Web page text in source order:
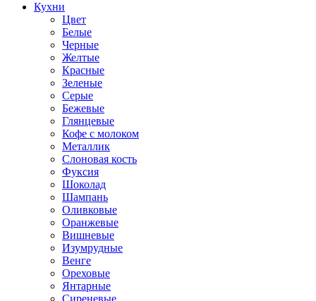
Кухни
Цвет
Белые
Черные
Желтые
Красные
Зеленые
Серые
Бежевые
Глянцевые
Кофе с молоком
Металлик
Слоновая кость
Фуксия
Шоколад
Шампань
Оливковые
Оранжевые
Вишневые
Изумрудные
Венге
Ореховые
Янтарные
Сиреневые